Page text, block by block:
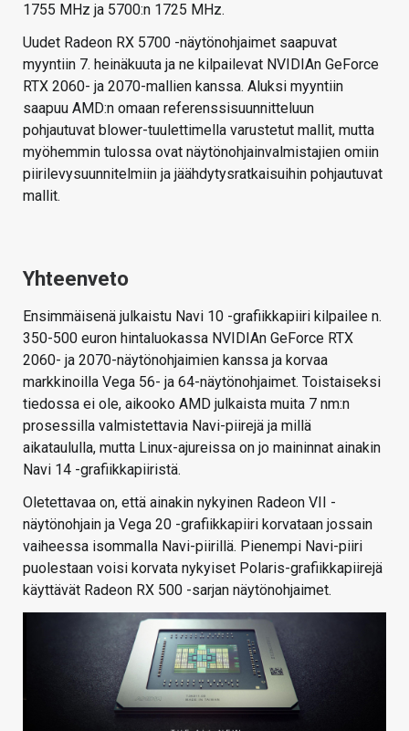
1755 MHz ja 5700:n 1725 MHz.
Uudet Radeon RX 5700 -näytönohjaimet saapuvat
myyntiin 7. heinäkuuta ja ne kilpailevat NVIDIAn GeForce
RTX 2060- ja 2070-mallien kanssa. Aluksi myyntiin
saapuu AMD:n omaan referenssisuunnitteluun
pohjautuvat blower-tuulettimella varustetut mallit, mutta
myöhemmin tulossa ovat näytönohjainvalmistajien omiin
piirilevysuunnitelmiin ja jäähdytysratkaisuihin pohjautuvat
mallit.
Yhteenveto
Ensimmäisenä julkaistu Navi 10 -grafiikkapiiri kilpailee n.
350-500 euron hintaluokassa NVIDIAn GeForce RTX
2060- ja 2070-näytönohjaimien kanssa ja korvaa
markkinoilla Vega 56- ja 64-näytönohjaimet. Toistaiseksi
tiedossa ei ole, aikooko AMD julkaista muita 7 nm:n
prosessilla valmistettavia Navi-piirejä ja millä
aikataululla, mutta Linux-ajureissa on jo maininnat ainakin
Navi 14 -grafiikkapiiristä.
Oletettavaa on, että ainakin nykyinen Radeon VII -
näytönohjain ja Vega 20 -grafiikkapiiri korvataan jossain
vaiheessa isommalla Navi-piirillä. Pienempi Navi-piiri
puolestaan voisi korvata nykyiset Polaris-grafiikkapiirejä
käyttävät Radeon RX 500 -sarjan näytönohjaimet.